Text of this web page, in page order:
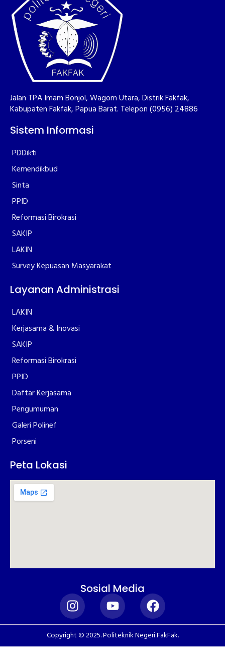
Jalan TPA Imam Bonjol, Wagom Utara, Distrik Fakfak,
Kabupaten Fakfak, Papua Barat. Telepon (0956) 24886
Sistem Informasi
PDDikti
Kemendikbud
Sinta
PPID
Reformasi Birokrasi
SAKIP
LAKIN
Survey Kepuasan Masyarakat
Layanan Administrasi
LAKIN
Kerjasama & Inovasi
SAKIP
Reformasi Birokrasi
PPID
Daftar Kerjasama
Pengumuman
Galeri Polinef
Porseni
Peta Lokasi
Sosial Media
Copyright © 2025. Politeknik Negeri FakFak.